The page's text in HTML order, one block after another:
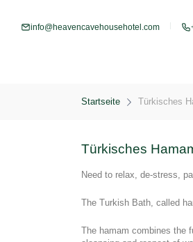
info@heavencavehousehotel.com
Startseite Türkisches
Türkisches
Need to relax, de-stress,
The Turkish Bath, called
The hamam combines the